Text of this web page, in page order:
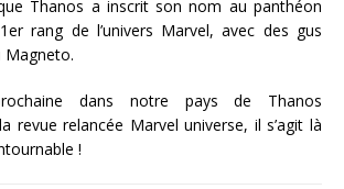
Thanos a inscrit son nom au panthéon
rang de l’univers Marvel, avec des gus
dans notre pays de Thanos
revue relancée Marvel universe, il s’agit là
!